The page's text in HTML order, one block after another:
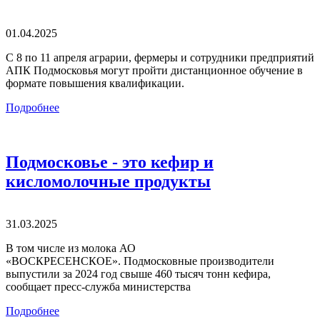
01.04.2025
С 8 по 11 апреля аграрии, фермеры и сотрудники предприятий
АПК Подмосковья могут пройти дистанционное обучение в
формате повышения квалификации.
Подробнее
Подмосковье - это кефир и
кисломолочные продукты
31.03.2025
В том числе из молока АО
«ВОСКРЕСЕНСКОЕ». Подмосковные производители
выпустили за 2024 год свыше 460 тысяч тонн кефира,
сообщает пресс-служба министерства
Подробнее